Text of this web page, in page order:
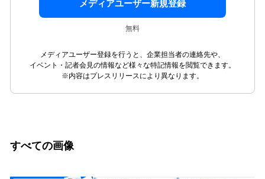
メディアユーザー新規登録
無料
メディアユーザー登録を行うと、企業担当者の連絡先や、
イベント・記者会見の情報など様々な特記情報を閲覧できます。
※内容はプレスリリースにより異なります。
すべての画像